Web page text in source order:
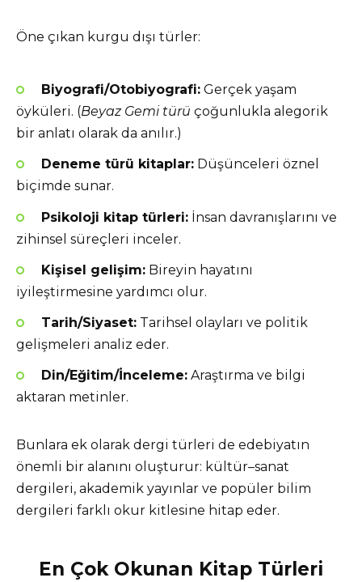
Öne çıkan kurgu dışı türler:
Biyografi/Otobiyografi:Gerçek yaşam
öyküleri. (Beyaz Gemi türü çoğunlukla alegorik
bir anlatı olarak da anılır.)
Deneme türü kitaplar:Düşünceleri öznel
biçimde sunar.
Psikoloji kitap türleri:İnsan davranışlarını ve
zihinsel süreçleri inceler.
Kişisel gelişim:Bireyin hayatını
iyileştirmesine yardımcı olur.
Tarih/Siyaset:Tarihsel olayları ve politik
gelişmeleri analiz eder.
Din/Eğitim/İnceleme:Araştırma ve bilgi
aktaran metinler.
Bunlara ek olarak dergi türleri de edebiyatın
önemli bir alanını oluşturur: kültür–sanat
dergileri, akademik yayınlar ve popüler bilim
dergileri farklı okur kitlesine hitap eder.
En Çok Okunan Kitap Türleri